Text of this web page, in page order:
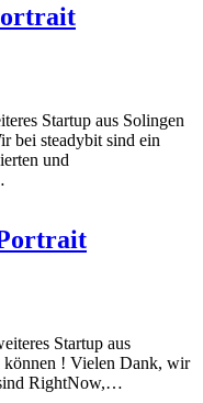
Startup aus Solingen
bei steadybit sind ein
und
Startup aus
können ! Vielen Dank, wir
sind RightNow,…